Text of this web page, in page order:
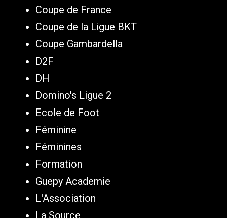
Coupe de France
Coupe de la Ligue BKT
Coupe Gambardella
D2F
DH
Domino's Ligue 2
Ecole de Foot
Féminine
Féminines
Formation
Guepy Academie
L'Association
La Source